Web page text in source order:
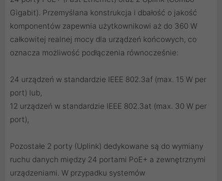
Gigabit). Przemyślana konstrukcja i dbałość o jakość
komponentów zapewnia użytkownikowi aż do 360 W
całkowitej realnej mocy dla urządzeń końcowych, co
oznacza możliwość podłączenia równocześnie:
24 urządzeń w standardzie IEEE 802.3af (max. 15 W per
port) lub,
12 urządzeń w standardzie IEEE 802.3at (max. 30 W per
port),
Pozostałe 2 porty (Uplink) dedykowane są do wymiany
ruchu danych między 24 portami PoE+ a zewnętrznymi
urządzeniami. W przypadku systemów